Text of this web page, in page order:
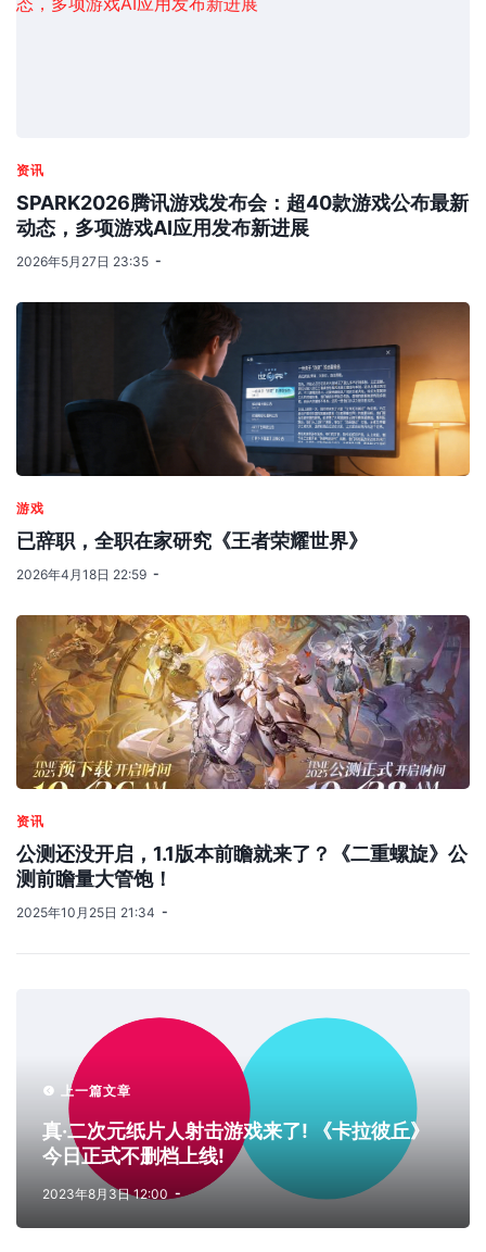
资讯
SPARK2026腾讯游戏发布会：超40款游戏公布最新
动态，多项游戏AI应用发布新进展
2026年5月27日 23:35
游戏
已辞职，全职在家研究《王者荣耀世界》
2026年4月18日 22:59
资讯
公测还没开启，1.1版本前瞻就来了？《二重螺旋》公
测前瞻量大管饱！
2025年10月25日 21:34
上一篇文章
真·二次元纸片人射击游戏来了! 《卡拉彼丘》
今日正式不删档上线!
2023年8月3日 12:00